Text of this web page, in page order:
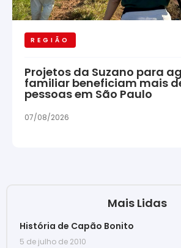
REGIÃO
Projetos da Suzano para
familiar beneficiam mais
pessoas em São Paulo
07/08/2026
Mais Lidas
História de Capão Bonito
5 de julho de 2010